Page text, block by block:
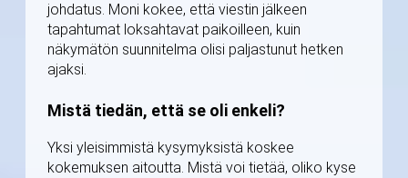
johdatus. Moni kokee, että viestin jälkeen
tapahtumat loksahtavat paikoilleen, kuin
näkymätön suunnitelma olisi paljastunut hetken
ajaksi.
Mistä tiedän, että se oli enkeli?
Yksi yleisimmistä kysymyksistä koskee
kokemuksen aitoutta. Mistä voi tietää, oliko kyse